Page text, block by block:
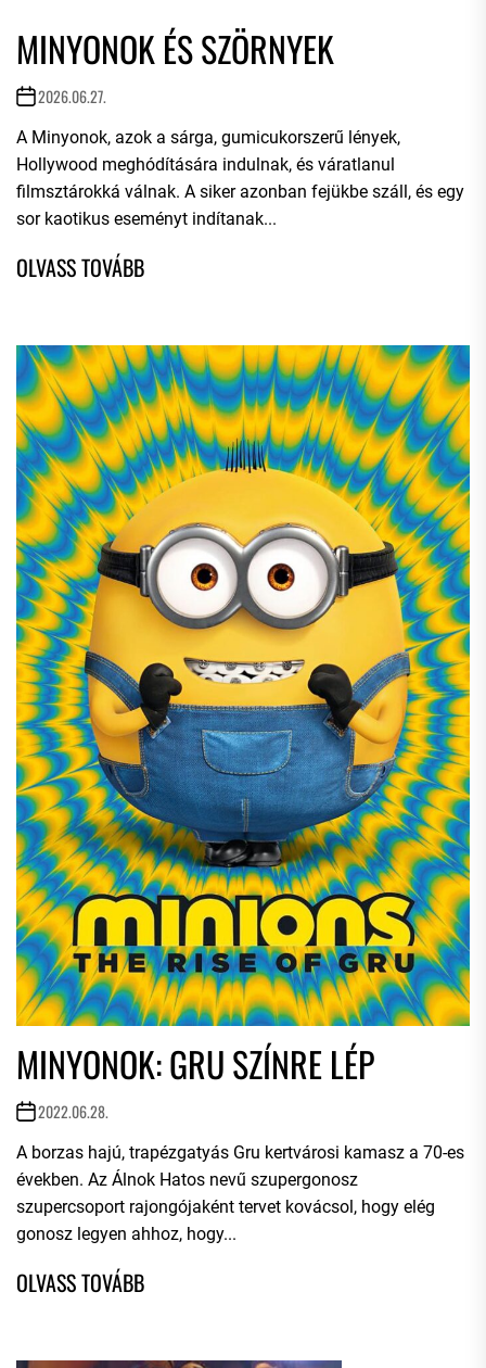
MINYONOK ÉS SZÖRNYEK
2026.06.27.
A Minyonok, azok a sárga, gumicukorszerű lények,
Hollywood meghódítására indulnak, és váratlanul
filmsztárokká válnak. A siker azonban fejükbe száll, és egy
sor kaotikus eseményt indítanak...
MINYONOK: GRU SZÍNRE LÉP
2022.06.28.
A borzas hajú, trapézgatyás Gru kertvárosi kamasz a 70-es
években. Az Álnok Hatos nevű szupergonosz
szupercsoport rajongójaként tervet kovácsol, hogy elég
gonosz legyen ahhoz, hogy...